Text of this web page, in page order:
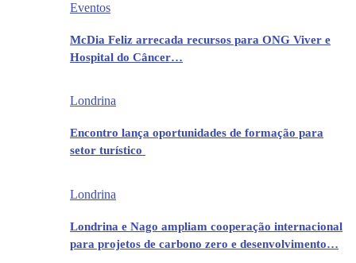
Eventos
McDia Feliz arrecada recursos para ONG Viver e
Hospital do Câncer…
Londrina
Encontro lança oportunidades de formação para
setor turístico
Londrina
Londrina e Nago ampliam cooperação internacional
para projetos de carbono zero e desenvolvimento…